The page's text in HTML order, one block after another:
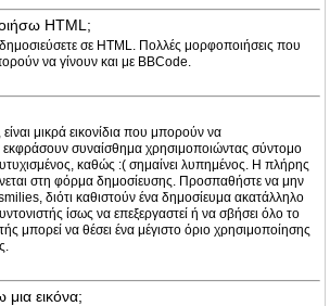
HTML;
σε HTML. Πολλές μορφοποιήσεις που
να γίνουν και με BBCode.
μικρά εικονίδια που μπορούν να
εκφράσουν συναίσθημα χρησιμοποιώντας σύντομο
καθώς :( σημαίνει λυπημένος. Η πλήρης
στη φόρμα δημοσίευσης. Προσπαθήστε να μην
διότι καθιστούν ένα δημοσίευμα ακατάλληλο
ίσως να επεξεργαστεί ή να σβήσει όλο το
μπορεί να θέσει ένα μέγιστο όριο χρησιμοποίησης
εικόνα;